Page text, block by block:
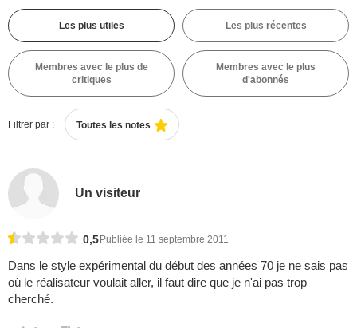
Les plus utiles Les plus récentes
Membres avec le plus de
critiques
Membres avec le plus
d'abonnés
Filtrer par : Toutes les notes
Un visiteur
0,5 Publiée le 11 septembre 2011
Dans le style expérimental du début des années 70 je ne sais pas
où le réalisateur voulait aller, il faut dire que je n'ai pas trop
cherché.